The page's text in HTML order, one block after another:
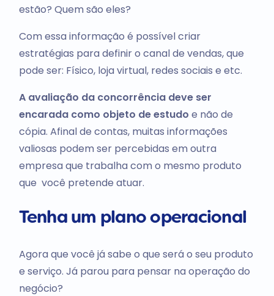
estão? Quem são eles?
Com essa informação é possível criar
estratégias para definir o canal de vendas, que
pode ser: Físico, loja virtual, redes sociais e etc.
A avaliação da concorrência deve ser
encarada como objeto de estudo e não de
cópia. Afinal de contas, muitas informações
valiosas podem ser percebidas em outra
empresa que trabalha com o mesmo produto
que você pretende atuar.
Tenha um plano operacional
Agora que você já sabe o que será o seu produto
e serviço. Já parou para pensar na operação do
negócio?